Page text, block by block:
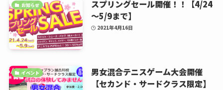
お知らせ
スプリングセール開催！！【4/24
～5/9まで】
2021年4月16日
イベント
男女混合テニスゲーム大会開催
【セカンド・サードクラス限定】